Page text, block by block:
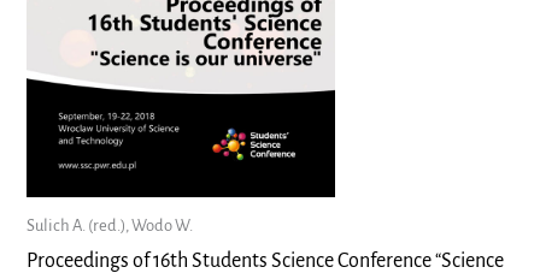
Sulich A. (red.), Wodo W.
Proceedings of 16th Students Science Conference “Science